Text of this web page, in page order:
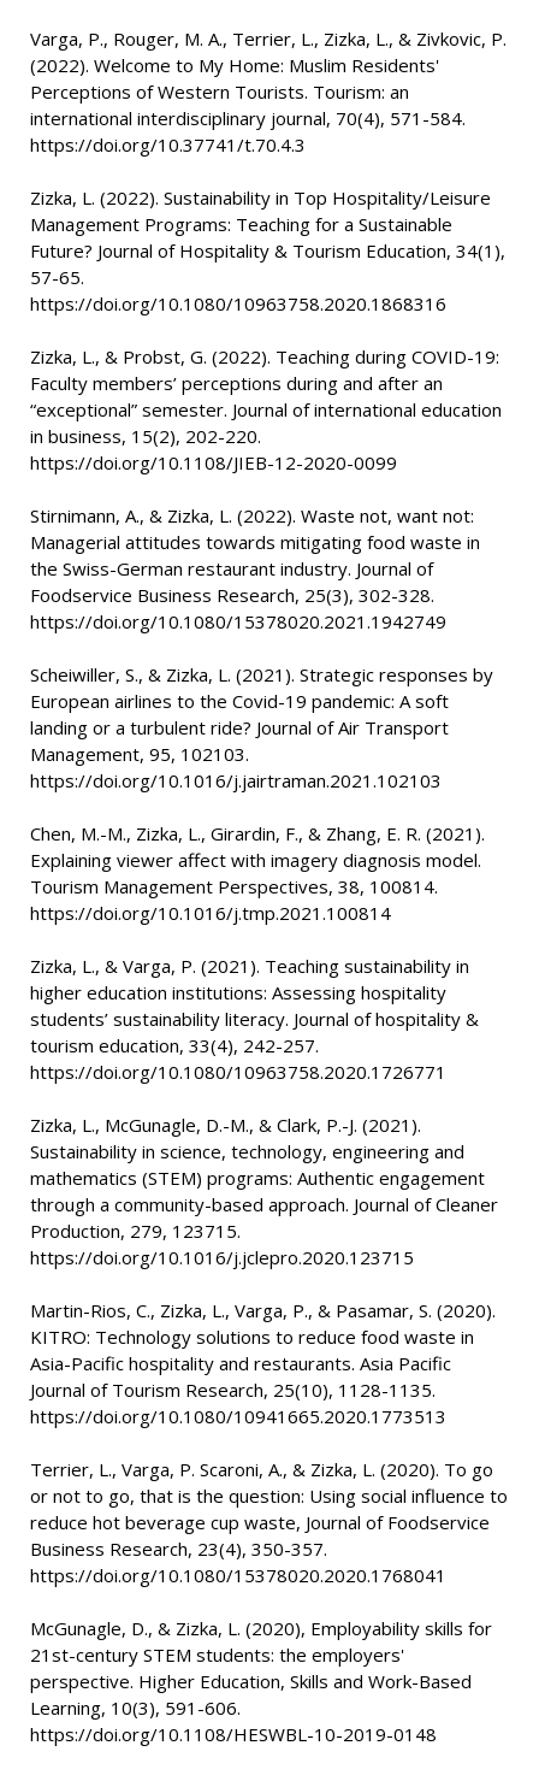
Varga, P., Rouger, M. A., Terrier, L., Zizka, L., & Zivkovic, P.
(2022). Welcome to My Home: Muslim Residents'
Perceptions of Western Tourists. Tourism: an
international interdisciplinary journal, 70(4), 571-584.
https://doi.org/10.37741/t.70.4.3
Zizka, L. (2022). Sustainability in Top Hospitality/Leisure
Management Programs: Teaching for a Sustainable
Future? Journal of Hospitality & Tourism Education, 34(1),
57-65.
https://doi.org/10.1080/10963758.2020.1868316
Zizka, L., & Probst, G. (2022). Teaching during COVID-19:
Faculty members’ perceptions during and after an
“exceptional” semester. Journal of international education
in business, 15(2), 202-220.
https://doi.org/10.1108/JIEB-12-2020-0099
Stirnimann, A., & Zizka, L. (2022). Waste not, want not:
Managerial attitudes towards mitigating food waste in
the Swiss-German restaurant industry. Journal of
Foodservice Business Research, 25(3), 302-328.
https://doi.org/10.1080/15378020.2021.1942749
Scheiwiller, S., & Zizka, L. (2021). Strategic responses by
European airlines to the Covid-19 pandemic: A soft
landing or a turbulent ride? Journal of Air Transport
Management, 95, 102103.
https://doi.org/10.1016/j.jairtraman.2021.102103
Chen, M.-M., Zizka, L., Girardin, F., & Zhang, E. R. (2021).
Explaining viewer affect with imagery diagnosis model.
Tourism Management Perspectives, 38, 100814.
https://doi.org/10.1016/j.tmp.2021.100814
Zizka, L., & Varga, P. (2021). Teaching sustainability in
higher education institutions: Assessing hospitality
students’ sustainability literacy. Journal of hospitality &
tourism education, 33(4), 242-257.
https://doi.org/10.1080/10963758.2020.1726771
Zizka, L., McGunagle, D.-M., & Clark, P.-J. (2021).
Sustainability in science, technology, engineering and
mathematics (STEM) programs: Authentic engagement
through a community-based approach. Journal of Cleaner
Production, 279, 123715.
https://doi.org/10.1016/j.jclepro.2020.123715
Martin-Rios, C., Zizka, L., Varga, P., & Pasamar, S. (2020).
KITRO: Technology solutions to reduce food waste in
Asia-Pacific hospitality and restaurants. Asia Pacific
Journal of Tourism Research, 25(10), 1128-1135.
https://doi.org/10.1080/10941665.2020.1773513
Terrier, L., Varga, P. Scaroni, A., & Zizka, L. (2020). To go
or not to go, that is the question: Using social influence to
reduce hot beverage cup waste, Journal of Foodservice
Business Research, 23(4), 350-357.
https://doi.org/10.1080/15378020.2020.1768041
McGunagle, D., & Zizka, L. (2020), Employability skills for
21st-century STEM students: the employers'
perspective. Higher Education, Skills and Work-Based
Learning, 10(3), 591-606.
https://doi.org/10.1108/HESWBL-10-2019-0148